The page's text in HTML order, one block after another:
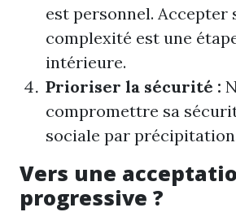
est personnel. Accepter
complexité est une
intérieure.
Prioriser la sécurité :
compromettre sa
sociale par
Vers une
progressive ?